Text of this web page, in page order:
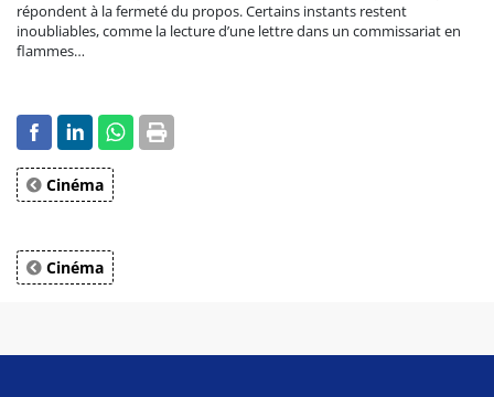
répondent à la fermeté du propos. Certains instants restent
inoubliables, comme la lecture d’une lettre dans un commissariat en
flammes…
Cinéma
Cinéma